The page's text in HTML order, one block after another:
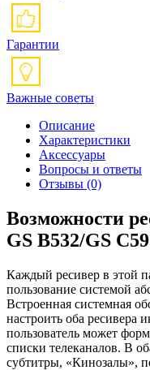
Гарантии
Важные советы
Описание
Характеристики
Аксессуары
Вопросы и ответы
Отзывы (0)
Возможности
GS B532/GS
Каждый ресивер в этой
пользование системой
Встроенная системная
настроить оба ресивера
пользователь может
списки телеканалов. В
субтитры, «Кинозалы»,